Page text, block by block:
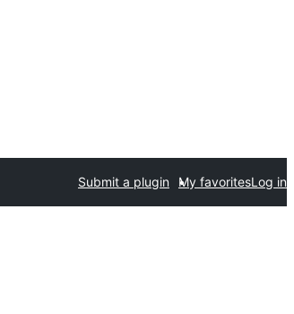
Submit a plugin My favoritesLog in